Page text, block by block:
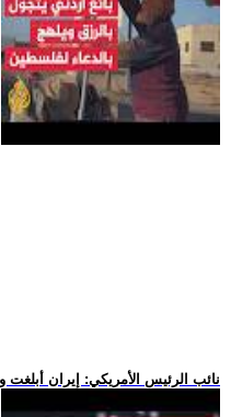
.. نائب الرئيس الأمريكي: إيران